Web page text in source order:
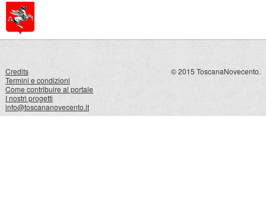
Credits
Termini e condizioni
Come contribuire al portale
I nostri progetti
info@toscananovecento.it
© 2015 ToscanaNovecento.